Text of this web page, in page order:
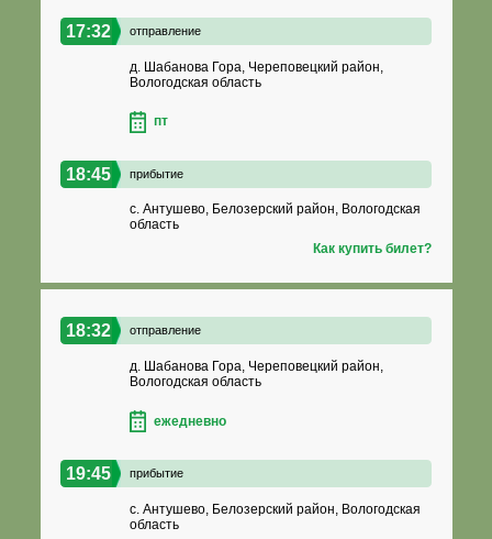
17:32 отправление
д. Шабанова Гора, Череповецкий район,
Вологодская область
пт
18:45 прибытие
с. Антушево, Белозерский район, Вологодская
область
Как купить билет?
18:32 отправление
д. Шабанова Гора, Череповецкий район,
Вологодская область
ежедневно
19:45 прибытие
с. Антушево, Белозерский район, Вологодская
область